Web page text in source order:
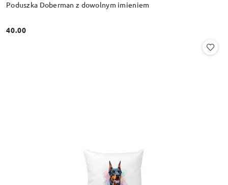
Poduszka Doberman z dowolnym imieniem
Cena:
40.00